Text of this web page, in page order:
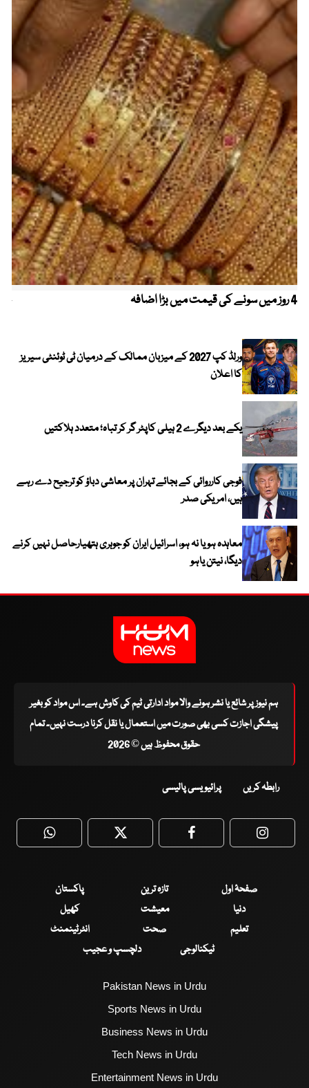
4 روز میں سونے کی قیمت میں بڑا اضافہ
ورلڈ کپ 2027 کے میزبان ممالک کے درمیان ٹی ٹوئنٹی سیریز
کا اعلان
یکے بعد دیگرے 2 ہیلی کاپٹر گر کر تباہ؛ متعدد ہلاکتیں
فوجی کارروائی کے بجائے تہران پر معاشی دباؤ کو ترجیح دے رہے
ہیں، امریکی صدر
معاہدہ ہو یا نہ ہو، اسرائیل ایران کو جوہری ہتھیارحاصل نہیں کرنے
دیگا، نیتن یاہو
ہم نیوز پر شائع یا نشر ہونے والا مواد ادارتی ٹیم کی کاوش ہے۔ اس مواد کو بغیر
پیشگی اجازت کسی بھی صورت میں استعمال یا نقل کرنا درست نہیں۔ تمام
حقوق محفوظ ہیں © 2026
رابطہ کریں پرائیویسی پالیسی
WhatsApp Twitter Facebook
صفحۂ اول تازہ ترین
پاکستان
دنیا
معیشت
کھیل
تعلیم
صحت
انٹرٹینمنٹ
ٹیکنالوجی
دلچسپ و عجیب
Pakistan News in Urdu
Sports News in Urdu
Business News in Urdu
Tech News in Urdu
Entertainment News in Urdu